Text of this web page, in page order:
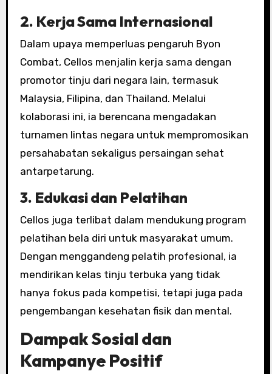
2. Kerja Sama Internasional
Dalam upaya memperluas pengaruh Byon
Combat, Cellos menjalin kerja sama dengan
promotor tinju dari negara lain, termasuk
Malaysia, Filipina, dan Thailand. Melalui
kolaborasi ini, ia berencana mengadakan
turnamen lintas negara untuk mempromosikan
persahabatan sekaligus persaingan sehat
antarpetarung.
3. Edukasi dan Pelatihan
Cellos juga terlibat dalam mendukung program
pelatihan bela diri untuk masyarakat umum.
Dengan menggandeng pelatih profesional, ia
mendirikan kelas tinju terbuka yang tidak
hanya fokus pada kompetisi, tetapi juga pada
pengembangan kesehatan fisik dan mental.
Dampak Sosial dan
Kampanye Positif